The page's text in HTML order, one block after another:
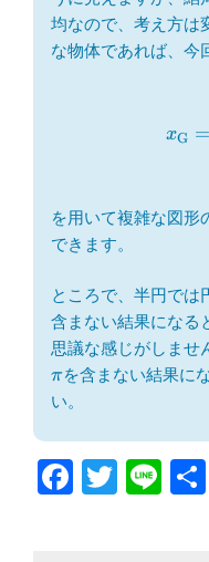
均なので、考え方は
な物体であれば、今
xG =
を用いて複雑な図形
できます。
ところで、半円では
含まない結果になる
思議な感じがしませ
πを含まない結果に
い。
F
T
Li